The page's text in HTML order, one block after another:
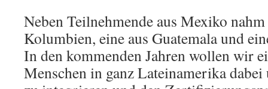
Neben Teilnehmende aus Mexiko nahm
Kolumbien, eine aus Guatemala und
In den kommenden Jahren wollen wir
Menschen in ganz Lateinamerika